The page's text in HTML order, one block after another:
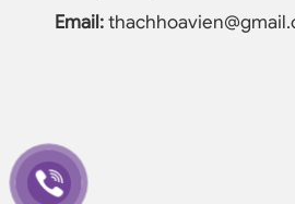
Email: